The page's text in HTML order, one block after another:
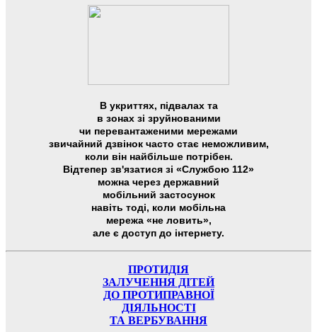
В укриттях, підвалах та
в зонах зі зруйнованими
чи перевантаженими мережами
звичайний дзвінок часто стає неможливим,
коли він найбільше потрібен.
Відтепер зв'язатися зі «Службою 112»
можна через державний
мобільний застосунок
навіть тоді, коли мобільна
мережа «не ловить»,
але є доступ до інтернету.
ПРОТИДІЯ
ЗАЛУЧЕННЯ ДІТЕЙ
ДО ПРОТИПРАВНОЇ
ДІЯЛЬНОСТІ
ТА ВЕРБУВАННЯ